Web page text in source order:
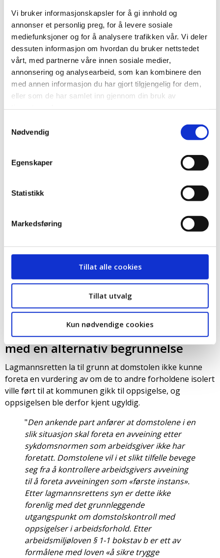
Vi bruker informasjonskapsler for å gi innhold og
annonser et personlig preg, for å levere sosiale
mediefunksjoner og for å analysere trafikken vår. Vi deler
dessuten informasjon om hvordan du bruker nettstedet
vårt, med partnerne våre innen sosiale medier,
annonsering og analysearbeid, som kan kombinere den
med annen informasjon du har gjort tilgjengelig for dem,
eller som de har samlet inn gjennom din bruk av
Nødvendig
Egenskaper
Statistikk
Markedsføring
Tillat alle cookies
Tillat utvalg
Kun nødvendige cookies
med at arbeidsgiver hadde lagt vekt på usaklige hensyn,
kom lagmannsretten til at også oppsigelsen usaklig.
Alltid avveining mellom
arbeidsgivers og arbeidstakers
interesser
Det skal alltid foretas en avveining mellom arbeidsgiver
sin avveining hadde lagt vekt på både saklige og
usaklige hensyn, ble arbeidssgivers avveining feil.
"En avveiningen av arbeidsgivers og
påfølgende ulegitimert fravær er av en annen
arbeidstakers side. En del av den
opptreden og uttalelser på sosiale medier,
som igjen reiser spørsmål om ansattes
oppsigelsesgrunn enn for reglementsbrudd."
Ikke domstolens jobb å vurdere om
arbeidstaker kunne vært oppsagt
med en alternativ begrunnelse
Lagmannsretten la til grunn at domstolen ikke kunne
foreta en vurdering av om de to andre forholdene isolert
ville ført til at kommunen gikk til oppsigelse, og
oppsigelsen ble derfor kjent ugyldig.
"Den ankende part anfører at domstolene i en
slik situasjon skal foreta en avveining etter
sykdomsnormen som arbeidsgiver ikke har
foretatt. Domstolene vil i et slikt tilfelle bevege
seg fra å kontrollere arbeidsgivers avveining
til å foreta avveiningen som «første instans».
Etter lagmannsrettens syn er dette ikke
forenlig med det grunnleggende
utgangspunkt om domstolskontroll med
oppsigelser i arbeidsforhold. Etter
arbeidsmiljøloven § 1-1 bokstav b er ett av
formålene med loven «å sikre trygge